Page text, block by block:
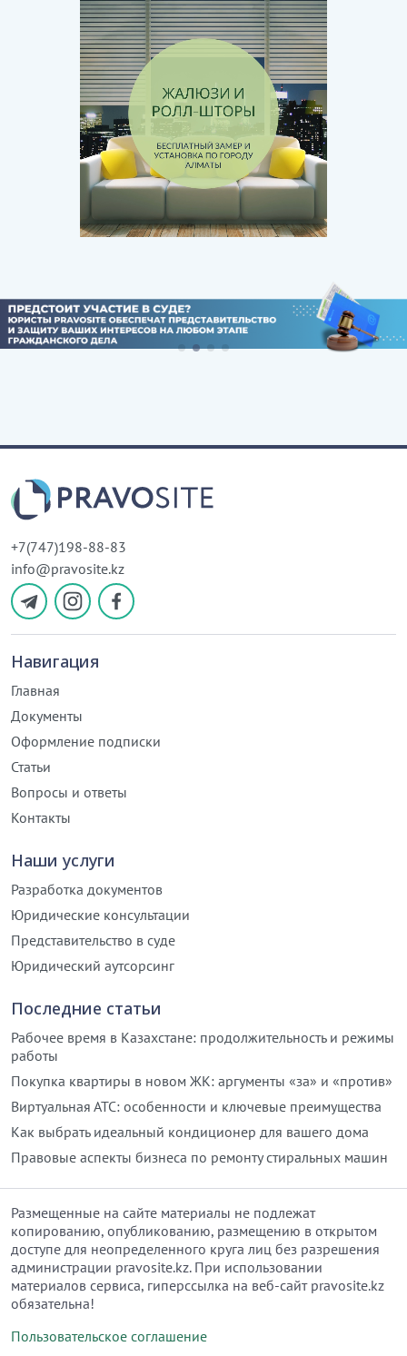
+7(747)198-88-83
info@pravosite.kz
Навигация
Главная
Документы
Оформление подписки
Статьи
Вопросы и ответы
Контакты
Наши услуги
Разработка документов
Юридические консультации
Представительство в суде
Юридический аутсорсинг
Последние статьи
Рабочее время в Казахстане: продолжительность и режимы
работы
Покупка квартиры в новом ЖК: аргументы «за» и «против»
Виртуальная АТС: особенности и ключевые преимущества
Как выбрать идеальный кондиционер для вашего дома
Правовые аспекты бизнеса по ремонту стиральных машин
Размещенные на сайте материалы не подлежат
копированию, опубликованию, размещению в открытом
доступе для неопределенного круга лиц без разрешения
администрации pravosite.kz. При использовании
материалов сервиса, гиперссылка на веб-сайт pravosite.kz
обязательна!
Пользовательское соглашение